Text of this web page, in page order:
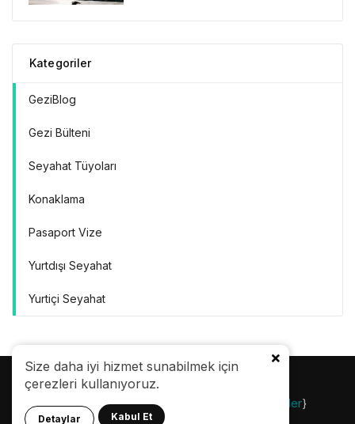
Size daha iyi hizmet sunabilmek için
çerezleri kullanıyoruz.
Detaylar Kabul Et
Kategoriler
GeziBlog
Gezi Bülteni
Seyahat Tüyoları
Konaklama
Pasaport Vize
Yurtdışı Seyahat
Yurtiçi Seyahat
© 24.08.2007 |Gezi Bülteni Gezilecek Yerler}